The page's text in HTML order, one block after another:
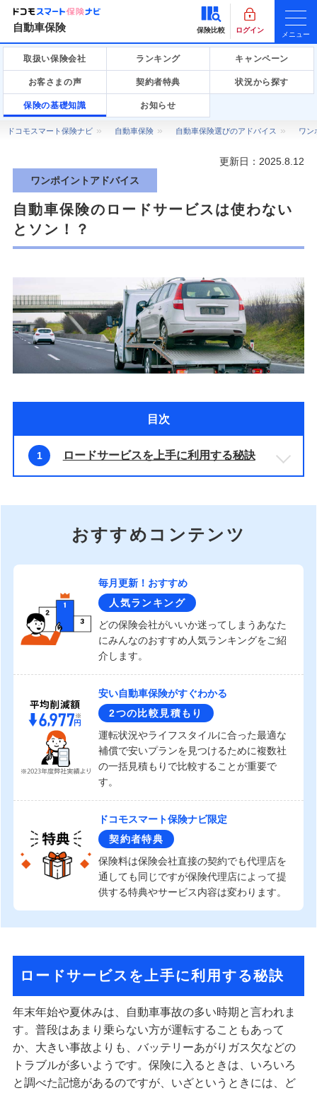
自動車保険 保険比較 ログイン
メニュー
取扱い保険会社 ランキング キャンペーン
お客さまの声 契約者特典 状況から探す
保険の基礎知識 お知らせ
ドコモスマート保険ナビ 自動車保険 自動車保険選びのアドバイス ワン
更新日：2025.8.12
ワンポイントアドバイス
自動車保険のロードサービスは使わない
とソン！？
目次
1 ロードサービスを上手に利用する秘訣
おすすめコンテンツ
毎月更新！おすすめ
人気ランキング
どの保険会社がいいか迷ってしまうあなた
にみんなのおすすめ人気ランキングをご紹
介します。
安い自動車保険がすぐわかる
2つの比較見積もり
運転状況やライフスタイルに合った最適な
補償で安いプランを見つけるために複数社
の一括見積もりで比較することが重要で
す。
ドコモスマート保険ナビ限定
契約者特典
保険料は保険会社直接の契約でも代理店を
通しても同じですが保険代理店によって提
供する特典やサービス内容は変わります。
ロードサービスを上手に利用する秘訣
年末年始や夏休みは、自動車事故の多い時期と言われま
す。普段はあまり乗らない方が運転することもあって
か、大きい事故よりも、バッテリーあがりガス欠などの
トラブルが多いようです。保険に入るときは、いろいろ
と調べた記憶があるのですが、いざというときには、ど